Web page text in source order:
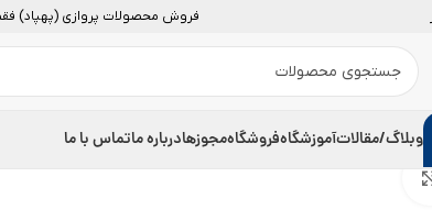
فروش محصولات پروازی (پهپاد)
وبلاگ/مقالاتآموزشگاهفروشگاهمجوزهادرباره ماتماس با ما